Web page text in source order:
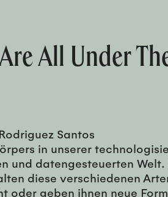
All Under
Santos
in unserer
und datengesteuerten
diese verschiedenen
geben ihnen neue